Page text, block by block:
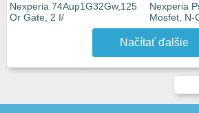
Nexperia 74Aup1G32Gw,125
Or Gate, 2 I/
Nexperia
Mosfet, N-
Načítať ďalšie